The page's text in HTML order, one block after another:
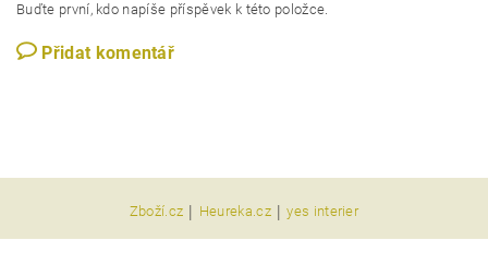
Buďte první, kdo napíše příspěvek k této položce.
Přidat komentář
Zboží.cz | Heureka.cz | yes interier